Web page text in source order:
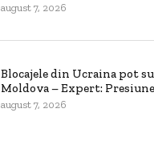
august 7, 2026
Blocajele din Ucraina pot
Moldova – Expert:
august 7, 2026